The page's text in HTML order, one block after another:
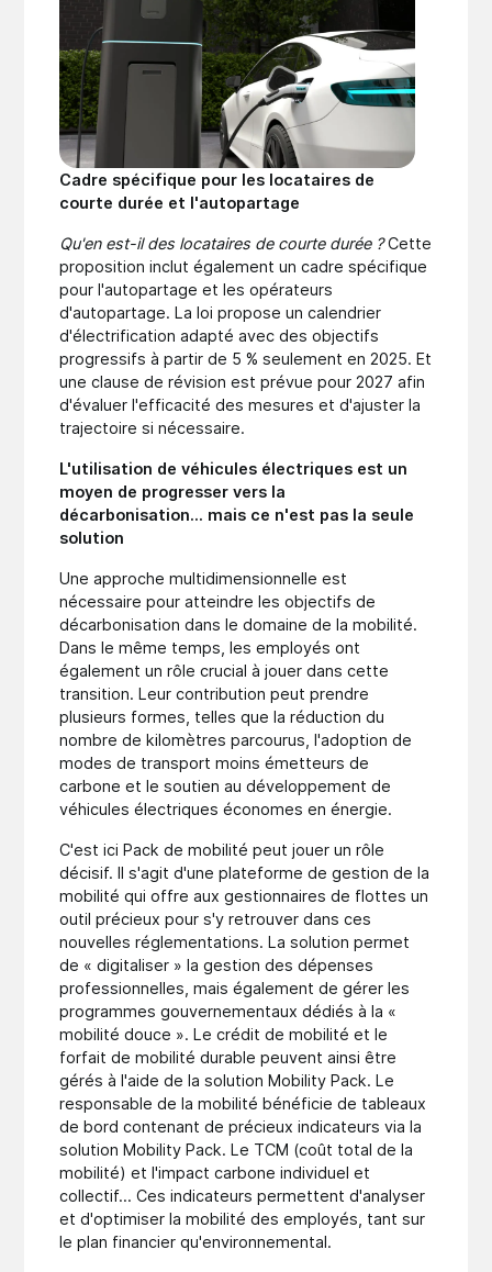
Cadre spécifique pour les locataires de
courte durée et l'autopartage
Qu'en est-il des locataires de courte durée ?Cette
proposition inclut également un cadre spécifique
pour l'autopartage et les opérateurs
d'autopartage. La loi propose un calendrier
d'électrification adapté avec des objectifs
progressifs à partir de 5 % seulement en 2025. Et
une clause de révision est prévue pour 2027 afin
d'évaluer l'efficacité des mesures et d'ajuster la
trajectoire si nécessaire.
L'utilisation de véhicules électriques est un
moyen de progresser vers la
décarbonisation... mais ce n'est pas la seule
solution
Une approche multidimensionnelle est
nécessaire pour atteindre les objectifs de
décarbonisation dans le domaine de la mobilité.
Dans le même temps, les employés ont
également un rôle crucial à jouer dans cette
transition. Leur contribution peut prendre
plusieurs formes, telles que la réduction du
nombre de kilomètres parcourus, l'adoption de
modes de transport moins émetteurs de
carbone et le soutien au développement de
véhicules électriques économes en énergie.
C'est ici Pack de mobilité peut jouer un rôle
décisif. Il s'agit d'une plateforme de gestion de la
mobilité qui offre aux gestionnaires de flottes un
outil précieux pour s'y retrouver dans ces
nouvelles réglementations. La solution permet
de « digitaliser » la gestion des dépenses
professionnelles, mais également de gérer les
programmes gouvernementaux dédiés à la «
mobilité douce ». Le crédit de mobilité et le
forfait de mobilité durable peuvent ainsi être
gérés à l'aide de la solution Mobility Pack. Le
responsable de la mobilité bénéficie de tableaux
de bord contenant de précieux indicateurs via la
solution Mobility Pack. Le TCM (coût total de la
mobilité) et l'impact carbone individuel et
collectif... Ces indicateurs permettent d'analyser
et d'optimiser la mobilité des employés, tant sur
le plan financier qu'environnemental.